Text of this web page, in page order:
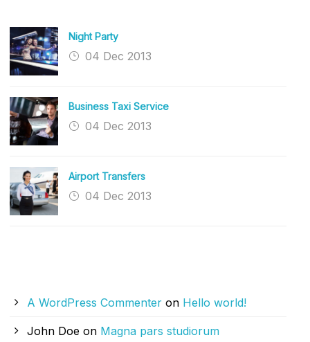
Night Party
04 Dec 2013
Business Taxi Service
04 Dec 2013
Airport Transfers
04 Dec 2013
A WordPress Commenter on Hello world!
John Doe on Magna pars studiorum